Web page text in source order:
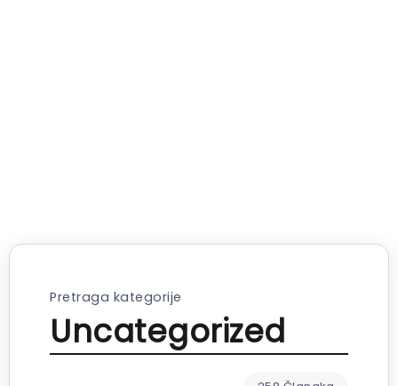
Pretraga kategorije
Uncategorized